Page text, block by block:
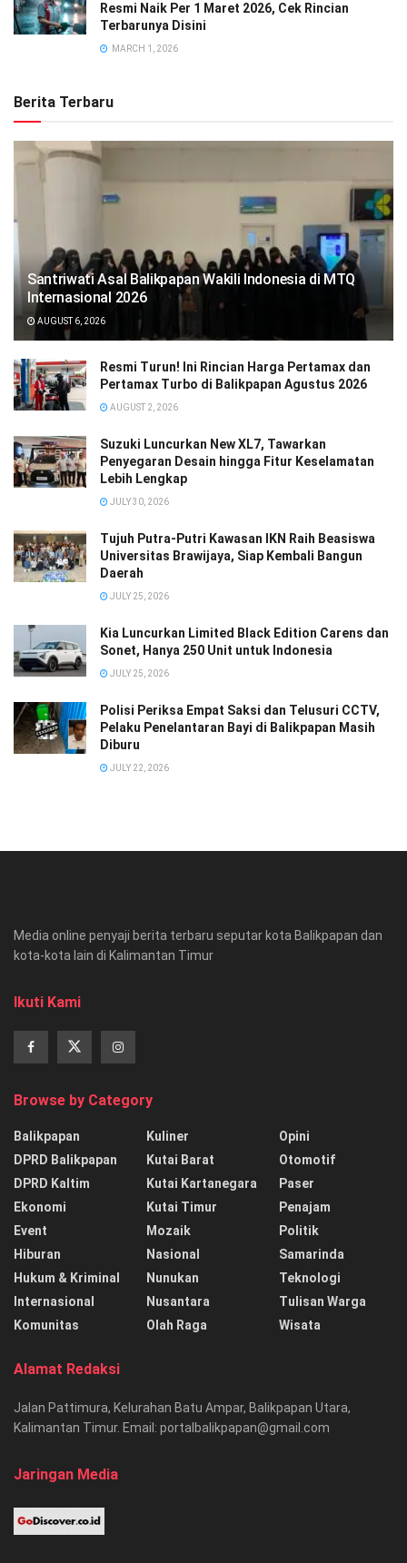
Resmi Naik Per 1 Maret 2026, Cek Rincian
Terbarunya Disini
MARCH 1, 2026
Berita Terbaru
Santriwati Asal Balikpapan Wakili Indonesia di MTQ
Internasional 2026
AUGUST 6, 2026
Resmi Turun! Ini Rincian Harga Pertamax dan
Pertamax Turbo di Balikpapan Agustus 2026
AUGUST 2, 2026
Suzuki Luncurkan New XL7, Tawarkan
Penyegaran Desain hingga Fitur Keselamatan
Lebih Lengkap
JULY 30, 2026
Tujuh Putra-Putri Kawasan IKN Raih Beasiswa
Universitas Brawijaya, Siap Kembali Bangun
Daerah
JULY 25, 2026
Kia Luncurkan Limited Black Edition Carens dan
Sonet, Hanya 250 Unit untuk Indonesia
JULY 25, 2026
Polisi Periksa Empat Saksi dan Telusuri CCTV,
Pelaku Penelantaran Bayi di Balikpapan Masih
Diburu
JULY 22, 2026
Media online penyaji berita terbaru seputar kota Balikpapan dan
kota-kota lain di Kalimantan Timur
Ikuti Kami
Browse by Category
Balikpapan
DPRD Balikpapan
DPRD Kaltim
Ekonomi
Event
Hiburan
Hukum & Kriminal
Internasional
Komunitas
Kuliner
Kutai Barat
Kutai Kartanegara
Kutai Timur
Mozaik
Nasional
Nunukan
Nusantara
Olah Raga
Opini
Otomotif
Paser
Penajam
Politik
Samarinda
Teknologi
Tulisan Warga
Wisata
Alamat Redaksi
Jalan Pattimura, Kelurahan Batu Ampar, Balikpapan Utara,
Kalimantan Timur. Email: portalbalikpapan@gmail.com
Jaringan Media